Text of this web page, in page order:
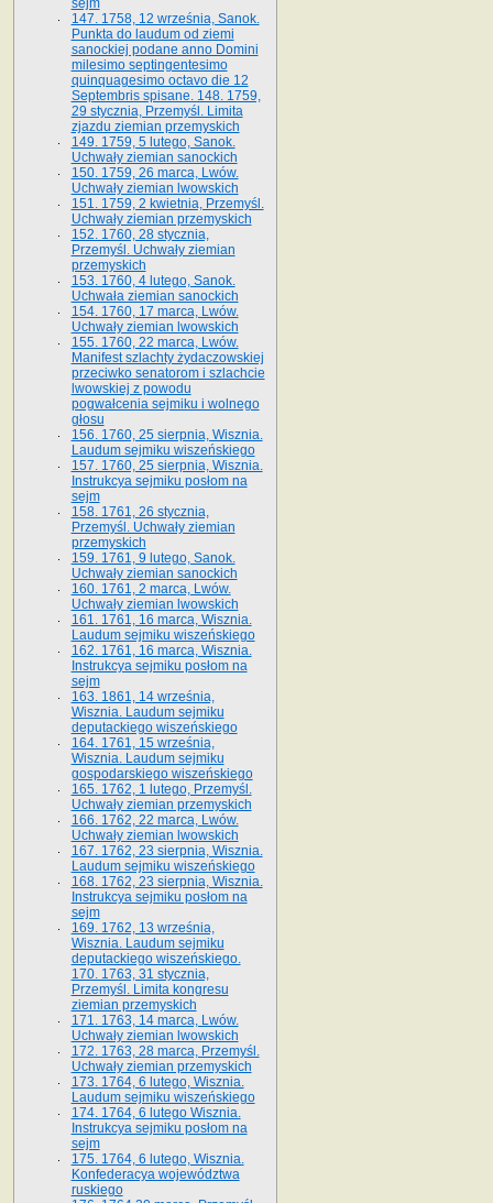
sejm
147. 1758, 12 września, Sanok.
Punkta do laudum od ziemi
sanockiej podane anno Domini
milesimo septingentesimo
quinquagesimo octavo die 12
Septembris spisane. 148. 1759,
29 stycznia, Przemyśl. Limita
zjazdu ziemian przemyskich
149. 1759, 5 lutego, Sanok.
Uchwały ziemian sanockich
150. 1759, 26 marca, Lwów.
Uchwały ziemian lwowskich
151. 1759, 2 kwietnia, Przemyśl.
Uchwały ziemian przemyskich
152. 1760, 28 stycznia,
Przemyśl. Uchwały ziemian
przemyskich
153. 1760, 4 lutego, Sanok.
Uchwała ziemian sanockich
154. 1760, 17 marca, Lwów.
Uchwały ziemian lwowskich
155. 1760, 22 marca, Lwów.
Manifest szlachty żydaczowskiej
przeciwko senatorom i szlachcie
lwowskiej z po­wodu
pogwałcenia sejmiku i wolnego
głosu
156. 1760, 25 sierpnia, Wisznia.
Laudum sejmiku wiszeńskiego
157. 1760, 25 sierpnia, Wisznia.
Instrukcya sejmiku posłom na
sejm
158. 1761, 26 stycznia,
Przemyśl. Uchwały ziemian
przemyskich
159. 1761, 9 lutego, Sanok.
Uchwały ziemian sanockich
160. 1761, 2 marca, Lwów.
Uchwały ziemian lwowskich
161. 1761, 16 marca, Wisznia.
Laudum sejmiku wiszeńskiego
162. 1761, 16 marca, Wisznia.
Instrukcya sejmiku posłom na
sejm
163. 1861, 14 września,
Wisznia. Laudum sejmiku
deputackiego wiszeńskiego
164. 1761, 15 września,
Wisznia. Laudum sejmiku
gospodarskiego wiszeńskiego
165. 1762, 1 lutego, Przemyśl.
Uchwały ziemian przemyskich
166. 1762, 22 marca, Lwów.
Uchwały ziemian lwowskich
167. 1762, 23 sierpnia, Wisznia.
Laudum sejmiku wiszeńskiego
168. 1762, 23 sierpnia, Wisznia.
Instrukcya sejmiku posłom na
sejm
169. 1762, 13 września,
Wisznia. Laudum sejmiku
deputackiego wiszeńskiego.
170. 1763, 31 stycznia,
Przemyśl. Limita kongresu
ziemian przemyskich
171. 1763, 14 marca, Lwów.
Uchwały ziemian lwowskich
172. 1763, 28 marca, Przemyśl.
Uchwały ziemian przemyskich
173. 1764, 6 lutego, Wisznia.
Laudum sejmiku wiszeńskiego
174. 1764, 6 lutego Wisznia.
Instrukcya sejmiku posłom na
sejm
175. 1764, 6 lutego, Wisznia.
Konfederacya województwa
ruskiego